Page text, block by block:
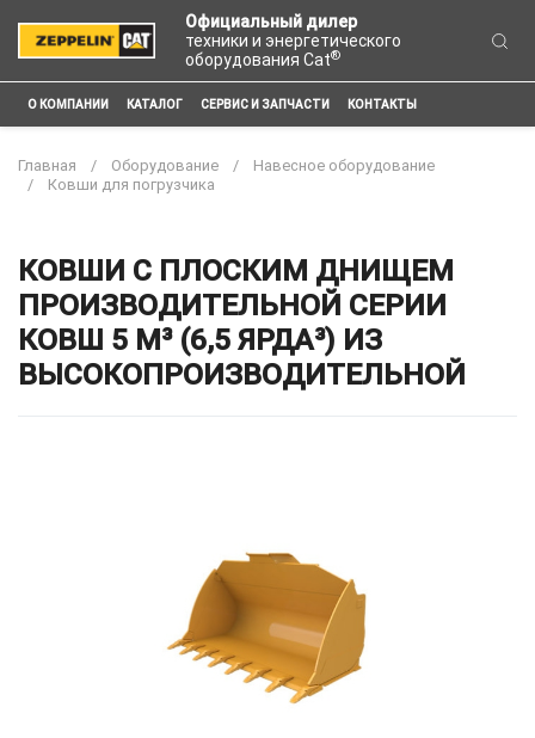
Официальный дилер
техники и энергетического
оборудования Cat®
О КОМПАНИИ КАТАЛОГ СЕРВИС И ЗАПЧАСТИ КОНТАКТЫ
Главная Оборудование
Навесное оборудование
Ковши для погрузчика
КОВШИ С ПЛОСКИМ ДНИЩЕМ
ПРОИЗВОДИТЕЛЬНОЙ СЕРИИ
КОВШ 5 М³ (6,5 ЯРДА³) ИЗ
ВЫСОКОПРОИЗВОДИТЕЛЬНОЙ